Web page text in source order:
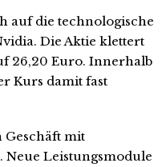
auf die technologische
Die Aktie klettert
26,20 Euro. Innerhalb
Kurs damit fast
Geschäft mit
Leistungsmodule